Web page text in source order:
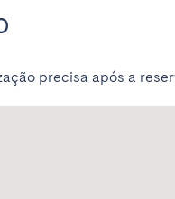
precisa após a